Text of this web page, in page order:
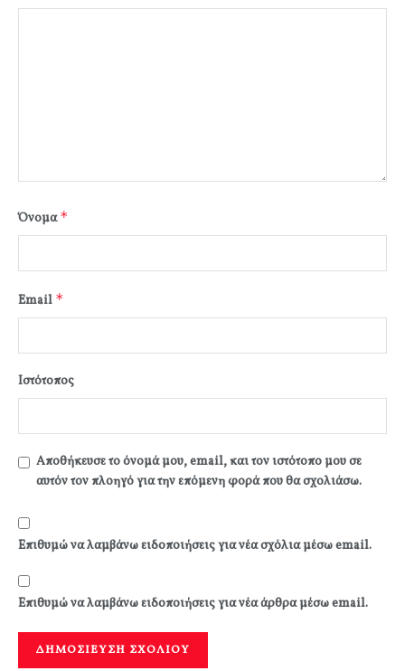
Όνομα*
Email *
Ιστότοπος
Αποθήκευσε το όνομά μου, email, και τον ιστότοπο μου σε
αυτόν τον πλοηγό για την επόμενη φορά που θα σχολιάσω.
Επιθυμώ να λαμβάνω ειδοποιήσεις για νέα σχόλια μέσω email.
Επιθυμώ να λαμβάνω ειδοποιήσεις για νέα άρθρα μέσω email.